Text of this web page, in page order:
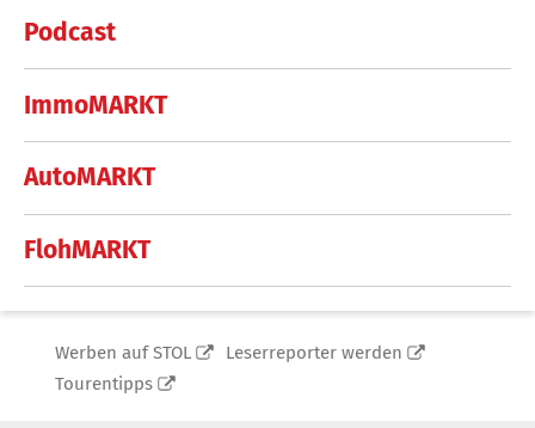
Podcast
ImmoMARKT
AutoMARKT
FlohMARKT
Werben auf STOL
Leserreporter werden
Tourentipps